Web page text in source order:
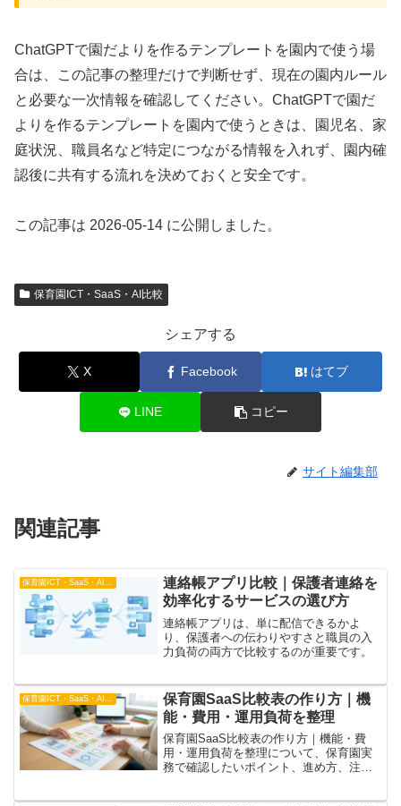
ChatGPTで園だよりを作るテンプレートを園内で使う場
合は、この記事の整理だけで判断せず、現在の園内ルール
と必要な一次情報を確認してください。ChatGPTで園だ
よりを作るテンプレートを園内で使うときは、園児名、家
庭状況、職員名など特定につながる情報を入れず、園内確
認後に共有する流れを決めておくと安全です。
この記事は 2026-05-14 に公開しました。
保育園ICT・SaaS・AI比較
シェアする
X Facebook はてブ
LINE コピー
サイト編集部
関連記事
保育園ICT・SaaS・AI比較
連絡帳アプリ比較｜保護者連絡を
効率化するサービスの選び方
連絡帳アプリは、単に配信できるかよ
り、保護者への伝わりやすさと職員の入
力負荷の両方で比較するのが重要です。
保育園SaaS比較表の作り方｜機
能・費用・運用負荷を整理
保育園SaaS比較表の作り方｜機能・費
用・運用負荷を整理について、保育園実
務で確認したいポイント、進め方、注意